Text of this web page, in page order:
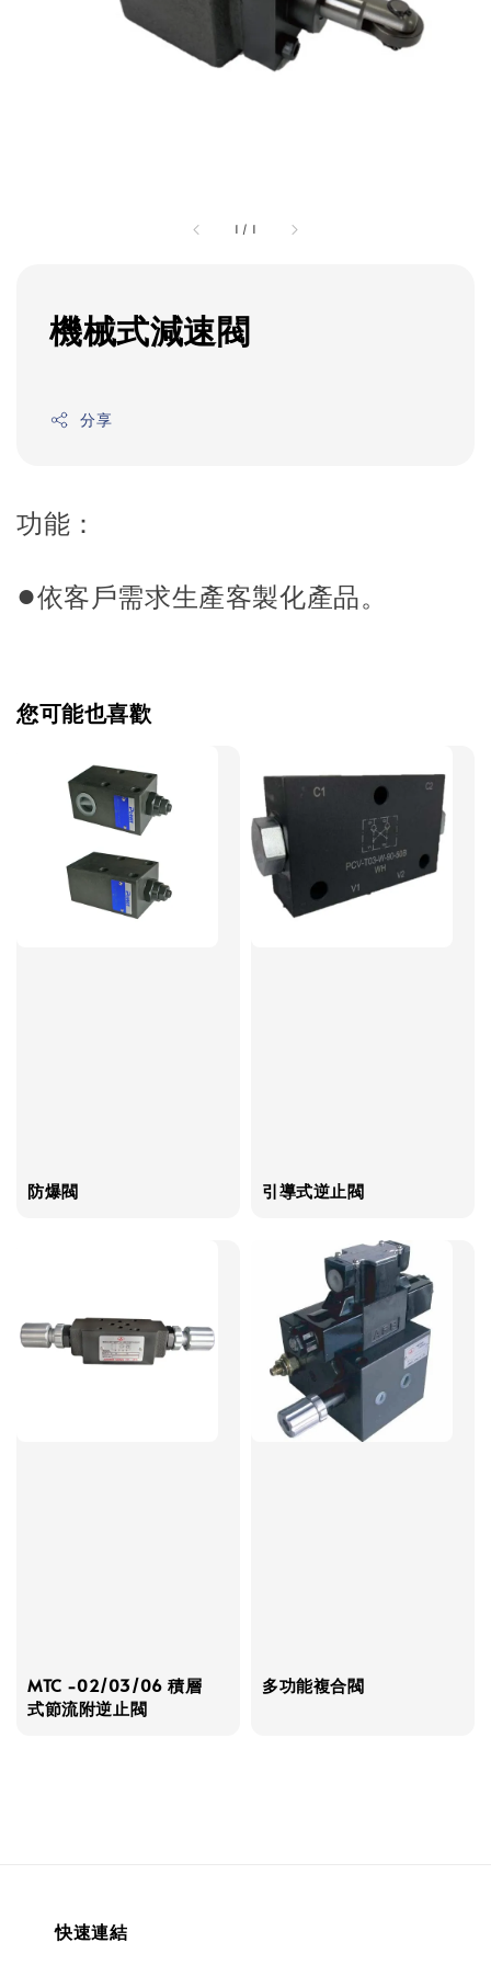
1 / 1
機械式減速閥
分享
功能：
●依客戶需求生產客製化產品。
您可能也喜歡
防爆閥 引導式逆止閥
MTC -02/03/06 積層
式節流附逆止閥
多功能複合閥
快速連結